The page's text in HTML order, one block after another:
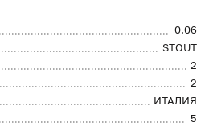
0.06
STOUT
2
2
ИТАЛИЯ
5